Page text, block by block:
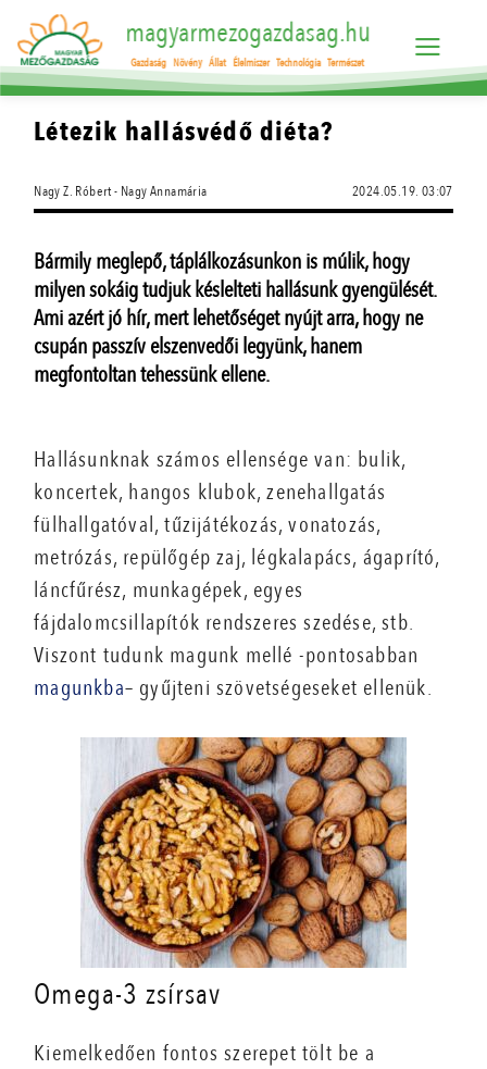
magyarmezogazdasag.hu
Gazdaság Növény Állat Élelmiszer Technológia Természet
Létezik hallásvédő diéta?
Nagy Z. Róbert - Nagy Annamária 2024.05.19. 03:07
Bármily meglepő, táplálkozásunkon is múlik, hogy
milyen sokáig tudjuk késlelteti hallásunk gyengülését.
Ami azért jó hír, mert lehetőséget nyújt arra, hogy ne
csupán passzív elszenvedői legyünk, hanem
megfontoltan tehessünk ellene.
Hallásunknak számos ellensége van: bulik,
koncertek, hangos klubok, zenehallgatás
fülhallgatóval, tűzijátékozás, vonatozás,
metrózás, repülőgép zaj, légkalapács, ágaprító,
láncfűrész, munkagépek, egyes
fájdalomcsillapítók rendszeres szedése, stb.
Viszont tudunk magunk mellé -pontosabban
magunkba– gyűjteni szövetségeseket ellenük.
Omega-3 zsírsav
Kiemelkedően fontos szerepet tölt be a